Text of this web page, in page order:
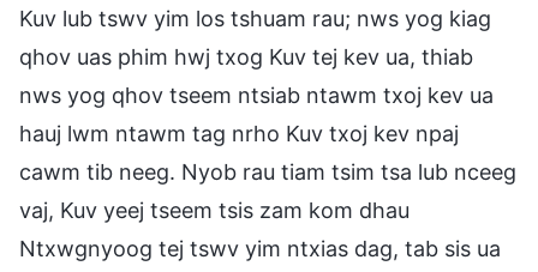
Kuv lub tswv yim los tshuam rau; nws yog kiag
qhov uas phim hwj txog Kuv tej kev ua, thiab
nws yog qhov tseem ntsiab ntawm txoj kev ua
hauj lwm ntawm tag nrho Kuv txoj kev npaj
cawm tib neeg. Nyob rau tiam tsim tsa lub nceeg
vaj, Kuv yeej tseem tsis zam kom dhau
Ntxwgnyoog tej tswv yim ntxias dag, tab sis ua